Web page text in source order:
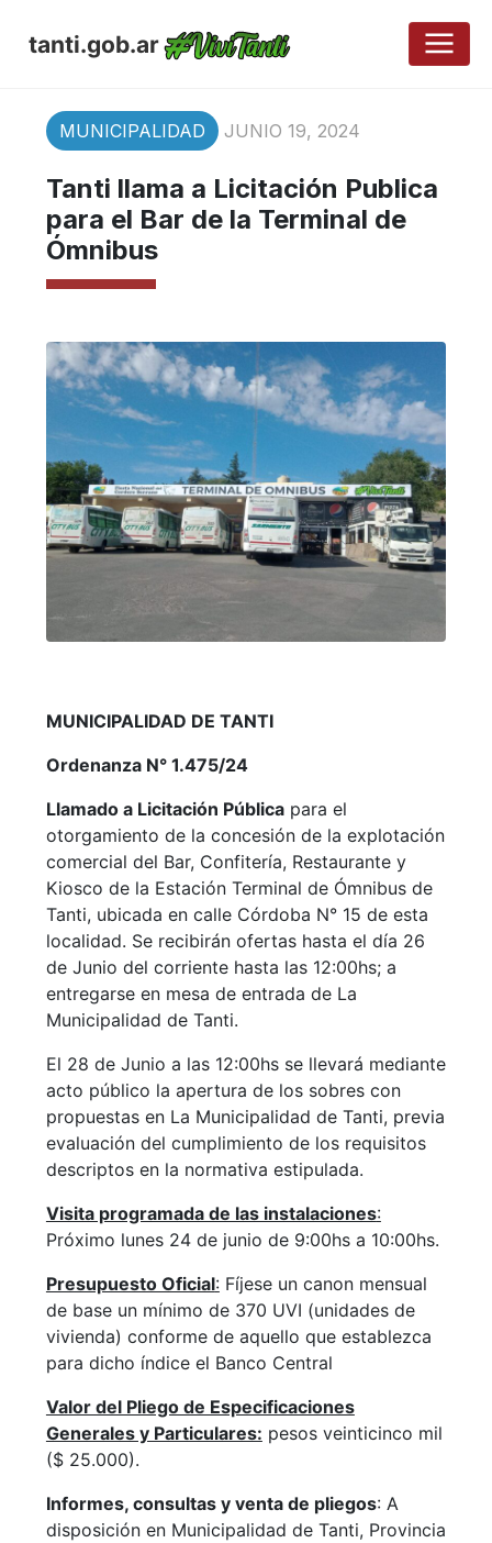
tanti.gob.ar
MUNICIPALIDAD JUNIO 19, 2024
Tanti llama a Licitación Publica
para el Bar de la Terminal de
Ómnibus
MUNICIPALIDAD DE TANTI
Ordenanza N° 1.475/24
Llamado a Licitación Públicapara el
otorgamiento de la concesión de la explotación
comercial del Bar, Confitería, Restaurante y
Kiosco de la Estación Terminal de Ómnibus de
Tanti, ubicada en calle Córdoba N° 15 de esta
localidad. Se recibirán ofertas hasta el día 26
de Junio del corriente hasta las 12:00hs; a
entregarse en mesa de entrada de La
Municipalidad de Tanti.
El 28 de Junio a las 12:00hs se llevará mediante
acto público la apertura de los sobres con
propuestas en La Municipalidad de Tanti, previa
evaluación del cumplimiento de los requisitos
descriptos en la normativa estipulada.
Visita programada de las instalaciones:
Próximo lunes 24 de junio de 9:00hs a 10:00hs.
Presupuesto Oficial:Fíjese un canon mensual
de base un mínimo de 370 UVI (unidades de
vivienda) conforme de aquello que establezca
para dicho índice el Banco Central
Valor del Pliego de Especificaciones
Generales y Particulares: pesos veinticinco mil
($ 25.000).
Informes, consultas y venta de pliegos: A
disposición en Municipalidad de Tanti, Provincia